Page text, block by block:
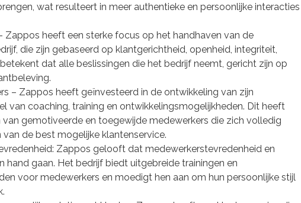
wat resulteert in meer authentieke en persoonlijke interacties
Zappos heeft een sterke focus op het handhaven van de
die zijn gebaseerd op klantgerichtheid, openheid, integriteit,
dat alle beslissingen die het bedrijf neemt, gericht zijn op
– Zappos heeft geïnvesteerd in de ontwikkeling van zijn
van coaching, training en ontwikkelingsmogelijkheden. Dit heeft
gemotiveerde en toegewijde medewerkers die zich volledig
de best mogelijke klantenservice.
Zappos gelooft dat medewerkerstevredenheid en
hand gaan. Het bedrijf biedt uitgebreide trainingen en
voor medewerkers en moedigt hen aan om hun persoonlijke stijl